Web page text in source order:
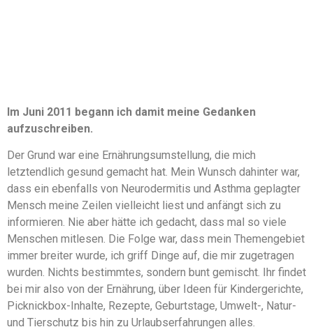
Im Juni 2011 begann ich damit meine Gedanken
aufzuschreiben.
Der Grund war eine Ernährungsumstellung, die mich
letztendlich gesund gemacht hat. Mein Wunsch dahinter war,
dass ein ebenfalls von Neurodermitis und Asthma geplagter
Mensch meine Zeilen vielleicht liest und anfängt sich zu
informieren. Nie aber hätte ich gedacht, dass mal so viele
Menschen mitlesen. Die Folge war, dass mein Themengebiet
immer breiter wurde, ich griff Dinge auf, die mir zugetragen
wurden. Nichts bestimmtes, sondern bunt gemischt. Ihr findet
bei mir also von der Ernährung, über Ideen für Kindergerichte,
Picknickbox-Inhalte, Rezepte, Geburtstage, Umwelt-, Natur-
und Tierschutz bis hin zu Urlaubserfahrungen alles.